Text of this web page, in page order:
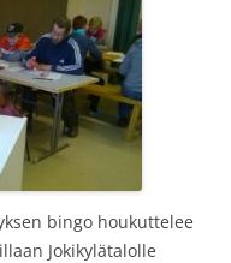
bingo houkuttelee
Jokikylätalolle